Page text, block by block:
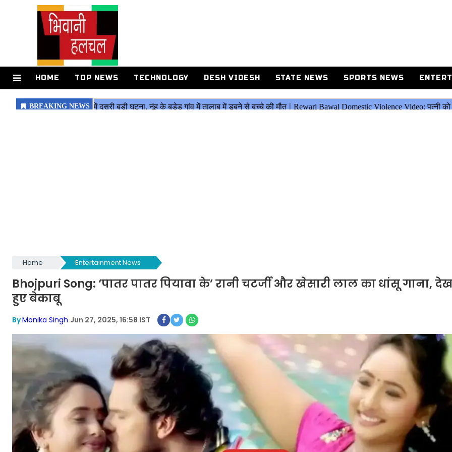
HOME TOP NEWS TECHNOLOGY DESH VIDESH STATE NEWS SPORTS NEWS
Home Entertainment News
Bhojpuri Song: ‘पातर पातर पियावा के’ रानी चटर्जी और खेसारी लाल का धांसू गाना,
हुए बेकाबू
ByMonika Singh Jun 27, 2025, 16:58 IST